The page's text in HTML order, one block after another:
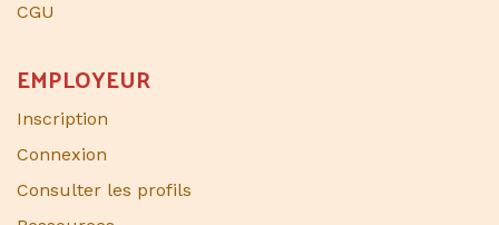
CGU
EMPLOYEUR
Inscription
Connexion
Consulter les profils